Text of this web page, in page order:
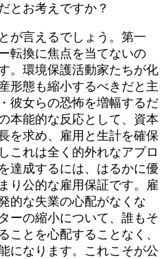
とお考えですか？
が言えるでしょう。第一
転換に焦点を当てないの
。環境保護活動家たちが化
形態も縮小するべきだと主
彼女らの恐怖を増幅するだ
本能的な反応として、資本
を求め、雇用と生計を確保
これは全く的外れなアプロ
達成するには、はるかに優
り公的な雇用保証です。雇
的な失業の心配がなくな
ーの縮小について、誰もそ
ことを心配することなく、
になります。これこそが公